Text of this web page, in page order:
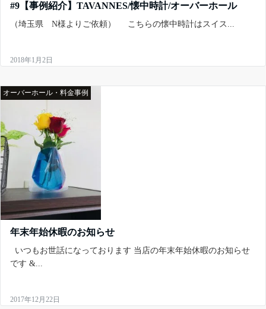
オーバーホール無料見積依頼
#9【事例紹介】TAVANNES/懐中時計/オーバーホール
（埼玉県 N様よりご依頼） こちらの懐中時計はスイス...
2018年1月2日
オーバーホール・料金事例
年末年始休暇のお知らせ
いつもお世話になっております 当店の年末年始休暇のお知らせ
です &...
2017年12月22日